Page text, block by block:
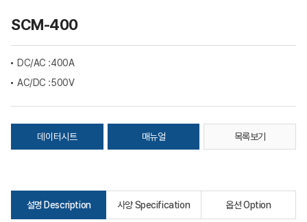
SCM-400
DC/AC :400A
AC/DC :500V
데이터시트 매뉴얼 목록보기
설명 Description 사양 Specification 옵션 Option